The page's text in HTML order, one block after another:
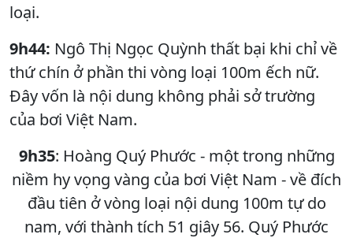
loại.
9h44: Ngô Thị Ngọc Quỳnh thất bại khi chỉ về
thứ chín ở phần thi vòng loại 100m ếch nữ.
Đây vốn là nội dung không phải sở trường
của bơi Việt Nam.
9h35: Hoàng Quý Phước - một trong những
niềm hy vọng vàng của bơi Việt Nam - về đích
đầu tiên ở vòng loại nội dung 100m tự do
nam, với thành tích 51 giây 56. Quý Phước